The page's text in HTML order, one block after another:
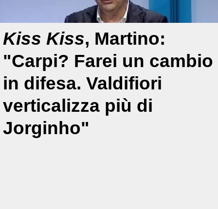
Kiss Kiss, Martino:
"Carpi? Farei un cambio
in difesa. Valdifiori
verticalizza più di
Jorginho"